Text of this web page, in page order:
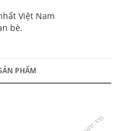
Việt Nam
bè.
PHẨM